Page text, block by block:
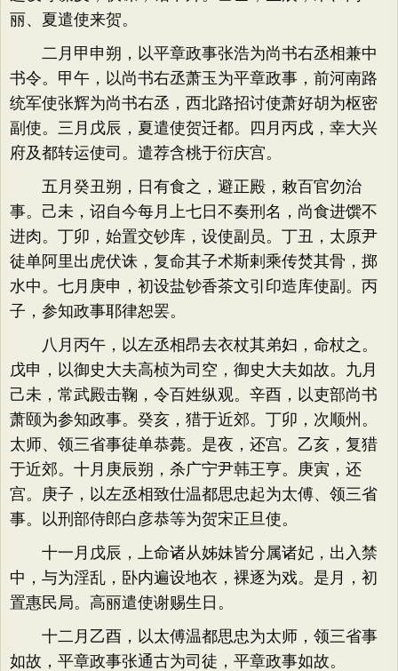
丽、夏遣使来贺。
二月甲申朔，以平章政事张浩为尚书右丞相兼中
书令。甲午，以尚书右丞萧玉为平章政事，前河南路
统军使张辉为尚书右丞，西北路招讨使萧好胡为枢密
副使。三月戊辰，夏遣使贺迁都。四月丙戌，幸大兴
府及都转运使司。遣荐含桃于衍庆宫。
五月癸丑朔，日有食之，避正殿，敕百官勿治
事。己未，诏自今每月上七日不奏刑名，尚食进馔不
进肉。丁卯，始置交钞库，设使副员。丁丑，太原尹
徒单阿里出虎伏诛，复命其子术斯剌乘传焚其骨，掷
水中。七月庚申，初设盐钞香茶文引印造库使副。丙
子，参知政事耶律恕罢。
八月丙午，以左丞相昂去衣杖其弟妇，命杖之。
戊申，以御史大夫高桢为司空，御史大夫如故。九月
己未，常武殿击鞠，令百姓纵观。辛酉，以吏部尚书
萧颐为参知政事。癸亥，猎于近郊。丁卯，次顺州。
太师、领三省事徒单恭薨。是夜，还宫。乙亥，复猎
于近郊。十月庚辰朔，杀广宁尹韩王亨。庚寅，还
宫。庚子，以左丞相致仕温都思忠起为太傅、领三省
事。以刑部侍郎白彦恭等为贺宋正旦使。
十一月戊辰，上命诸从姊妹皆分属诸妃，出入禁
中，与为淫乱，卧内遍设地衣，裸逐为戏。是月，初
置惠民局。高丽遣使谢赐生日。
十二月乙酉，以太傅温都思忠为太师，领三省事
如故，平章政事张通古为司徒，平章政事如故。